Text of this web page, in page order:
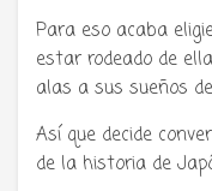
Para eso acaba
estar rodeado de
alas a sus sueños
Así que decide
de la historia de